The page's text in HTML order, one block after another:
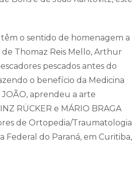
têm o sentido de homenagem a
de Thomaz Reis Mello, Arthur
pescados antes do
o benefício da Medicina
aprendeu a arte
RÜCKER e MÁRIO BRAGA
de Ortopedia/Traumatologia
Federal do Paraná, em Curitiba,